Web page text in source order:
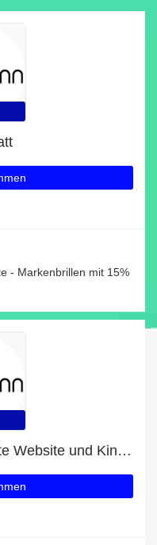
- Markenbrillen mit 15%
10 % Rabatt auf die gesamte Website und Kinderbrillen mit 7% Rabatt